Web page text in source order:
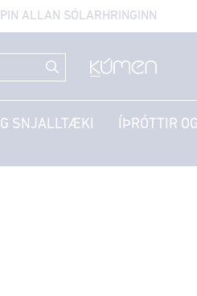
ALLAN SÓLARHRINGINN
SNJALLTÆKI ÍÞRÓTTIR